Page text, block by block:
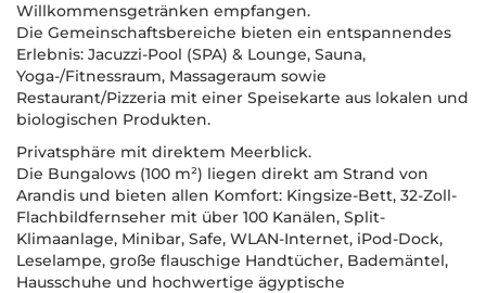
Willkommensgetränken empfangen.
Die Gemeinschaftsbereiche bieten ein entspannendes
Erlebnis: Jacuzzi-Pool (SPA) & Lounge, Sauna,
Yoga-/Fitnessraum, Massageraum sowie
Restaurant/Pizzeria mit einer Speisekarte aus lokalen und
biologischen Produkten.
Privatsphäre mit direktem Meerblick.
Die Bungalows (100 m²) liegen direkt am Strand von
Arandis und bieten allen Komfort: Kingsize-Bett, 32-Zoll-
Flachbildfernseher mit über 100 Kanälen, Split-
Klimaanlage, Minibar, Safe, WLAN-Internet, iPod-Dock,
Leselampe, große flauschige Handtücher, Bademäntel,
Hausschuhe und hochwertige ägyptische